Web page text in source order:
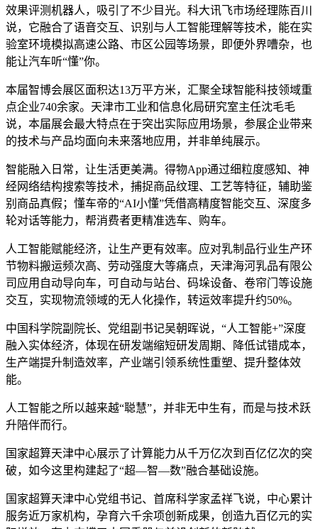
效果评测机器人，吸引了不少目光。科大讯飞市场经理陈百川
说，它融合了语音交互、识别与人工智能理解等技术，能在实
验室环境模拟高速公路、市区公园等场景，即便外界嘈杂，也
能让汽车听“懂”你。
本届智博会展区面积达13万平方米，汇聚全球智能科技领域重
点企业740余家。天津市工业和信息化局研究室主任沈毛毛
说，本届展会最大特点在于突出实际应用场景，参展企业带来
的技术与产品均面向未来落地应用，并非单纯展示。
智能融入日常，让生活更美满。得物App通过细粒度感知、神
经网络结构搜索等技术，捕捉商品纹理、工艺等特征，辅助鉴
别商品真假；懂车帝的“AI小懂”凭借高精度智能交互、深度多
轮对话等能力，帮消费者更精准选车、购车。
人工智能赋能经济，让生产更有效率。应对乳制品行业生产环
节物料搬运频次高、劳动强度大等痛点，天津海河乳品有限公
司应用自动导向车，可自动与站台、码垛设备、卷帘门等设施
交互，实现物流领域的无人化操作，转运效率提升约50%。
中国科学院副院长、党组副书记吴朝晖说，“人工智能+”深度
融入实体经济，体现在研发端缩短研发周期、降低试错成本，
生产端提升制造效率，产业端引领系统性重塑、提升整体效
能。
人工智能之所以越来越“聪慧”，并非无中生有，而是与技术跃
升陪伴而行。
国家超算天津中心展示了计算能力从千万亿次到百亿亿次的突
破，如今这里构建起了“超—智—数”融合基础设施。
国家超算天津中心党组书记、首席科学家孟祥飞说，中心累计
服务近万家机构，孕育六千余项创新成果，创造九百亿元的实